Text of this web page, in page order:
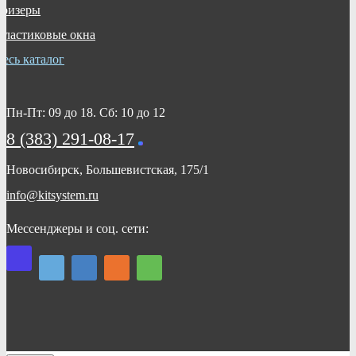
окна
каталог
Пн-Пт: 09 до 18. Сб: 10 до 12
8 (383) 291-08-17
Новосибирск, Большевистская, 175/1
info@kitsystem.ru
Мессенджеры и соц. сети: